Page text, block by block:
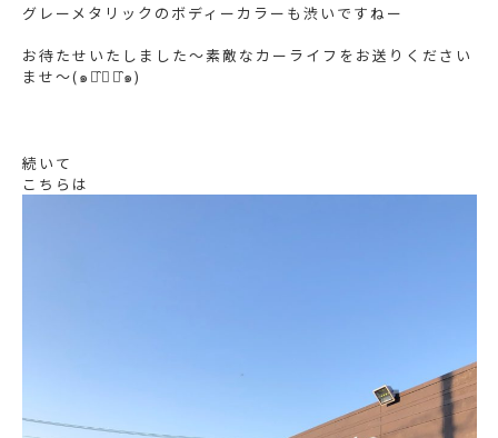
グレーメタリックのボディーカラーも渋いですねー
お待たせいたしました〜素敵なカーライフをお送りください
ませ〜(๑･̑◡･̑๑)
続いて
こちらは